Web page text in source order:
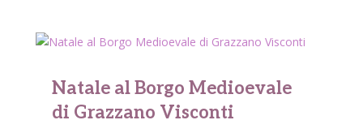
Natale al Borgo Medioevale
di Grazzano Visconti